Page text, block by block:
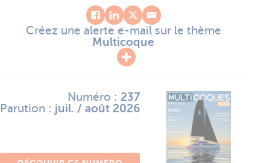
Créez une alerte e-mail sur le thème
Multicoque
Numéro : 237
Parution : juil. / août 2026